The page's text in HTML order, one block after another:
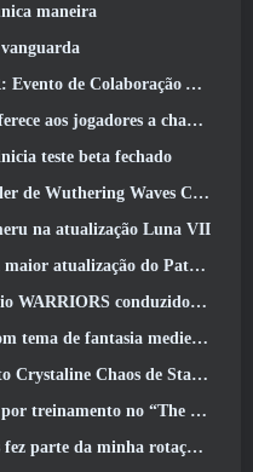
maneira
de Colaboração Automata
de ganhar até 4000 Créditos e um novo título
teste beta fechado
Cyberpunk: Crossover de Edgerunners
na atualização Luna VII
Of Exile II até agora, Retorno dos Antigos
conduzido pela comunidade
medieval ‘Dragon’s Claim’
Chaos de Star Trek Online
trailer de ação ao vivo do Burst Fest da Delta Force
da minha rotação, Por agora